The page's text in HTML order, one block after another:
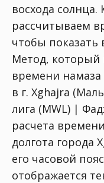
восхода
рассчитываем
чтобы показать
Метод, который
времени намаза
в г. Xghajra
лига (MWL) |
расчета
долгота города
его часовой
отображается